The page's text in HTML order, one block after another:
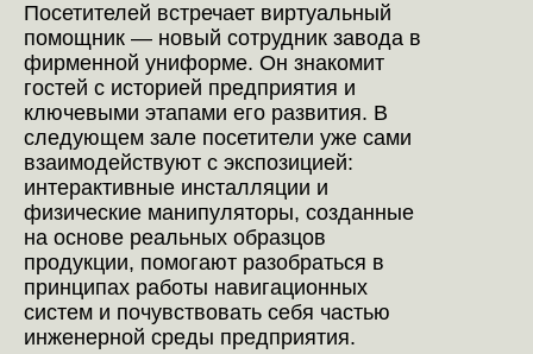
Посетителей встречает виртуальный
помощник — новый сотрудник завода в
фирменной униформе. Он знакомит
гостей с историей предприятия и
ключевыми этапами его развития. В
следующем зале посетители уже сами
взаимодействуют с экспозицией:
интерактивные инсталляции и
физические манипуляторы, созданные
на основе реальных образцов
продукции, помогают разобраться в
принципах работы навигационных
систем и почувствовать себя частью
инженерной среды предприятия.